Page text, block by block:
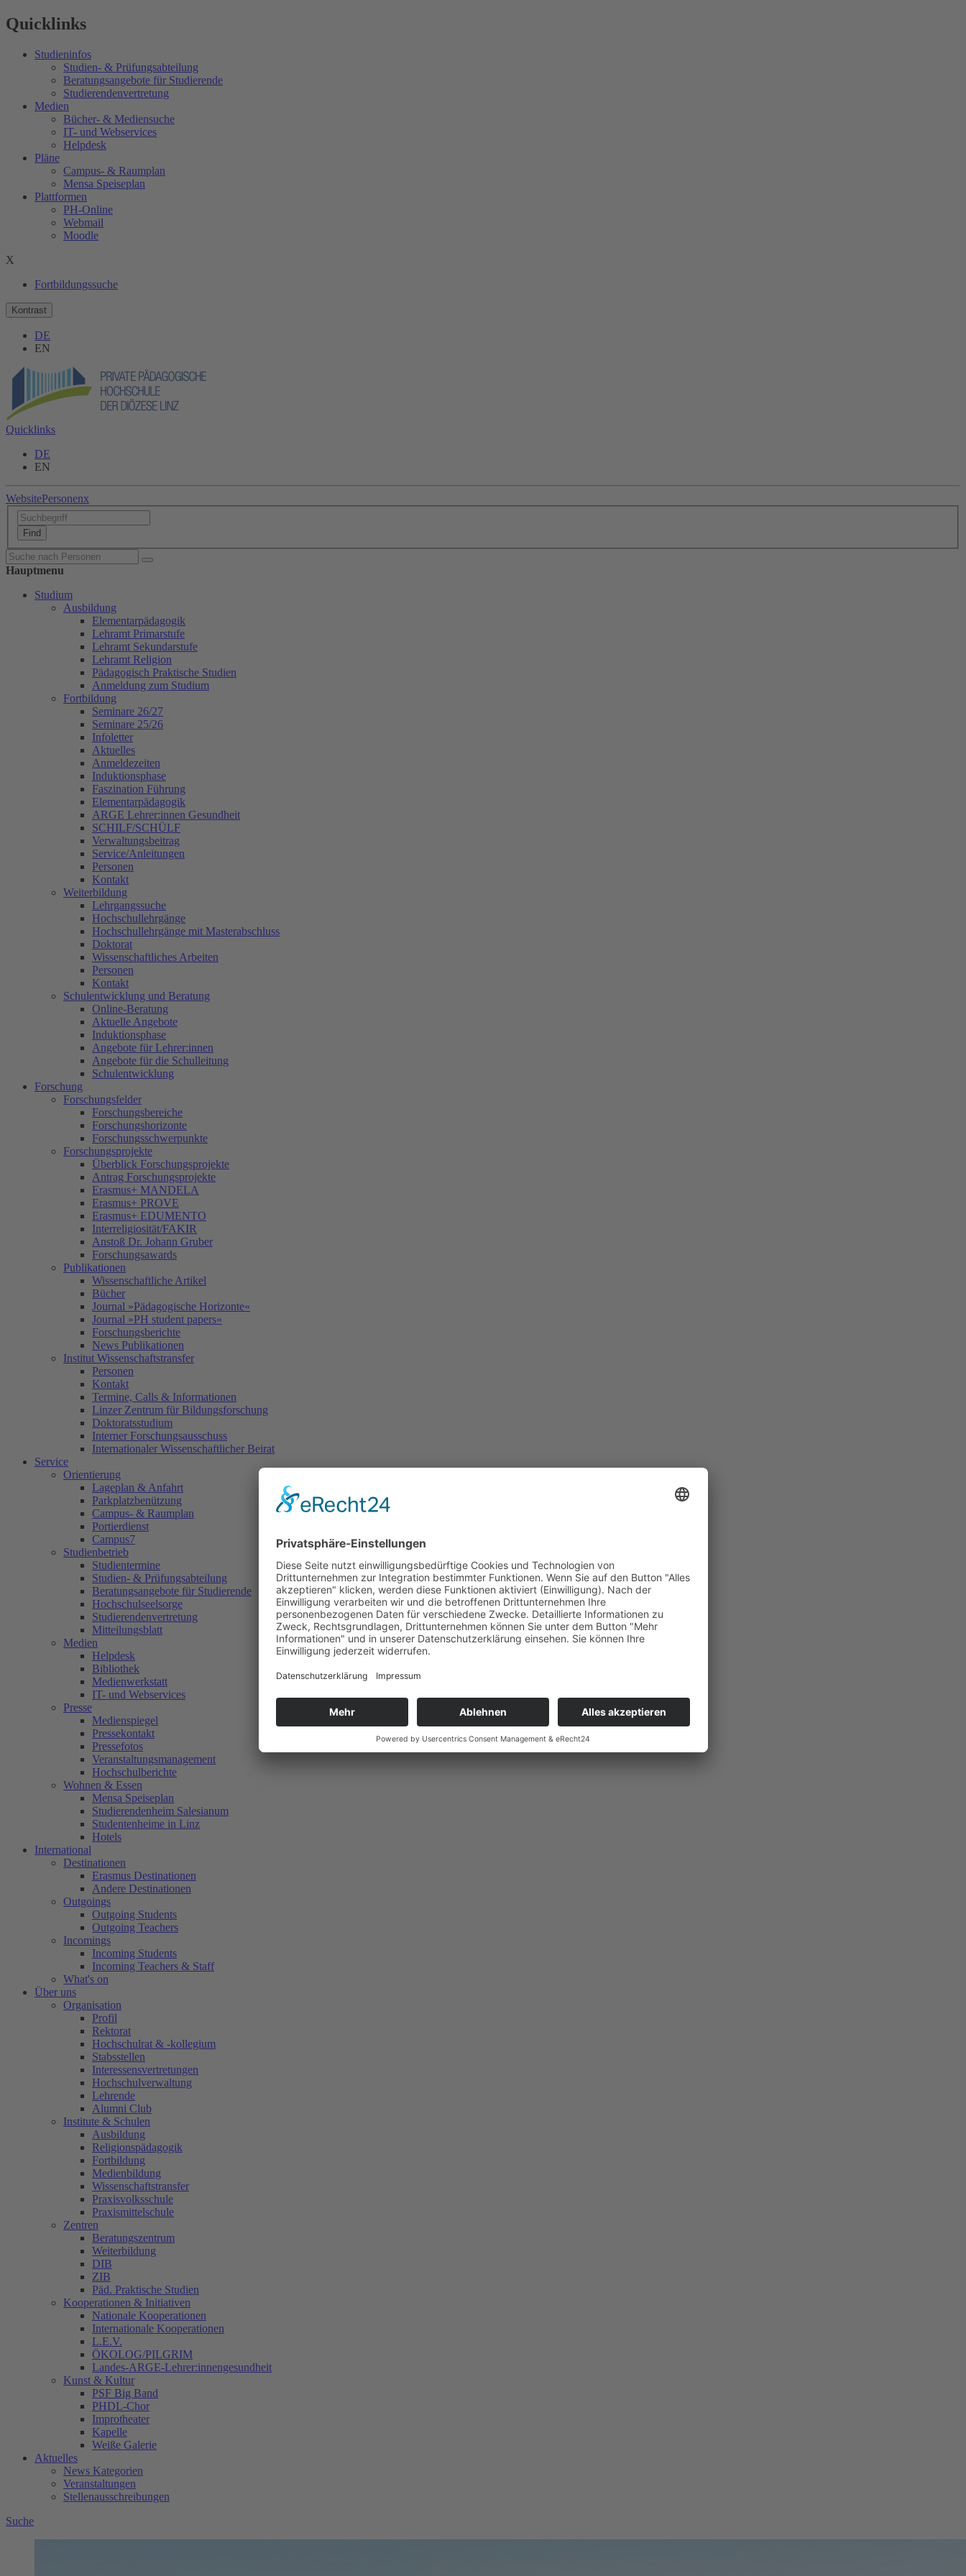
Quicklinks
Studieninfos
Studien- & Prüfungsabteilung
Beratungsangebote für Studierende
Studierendenvertretung
Medien
Bücher- & Mediensuche
IT- und Webservices
Helpdesk
Pläne
Campus- & Raumplan
Mensa Speiseplan
Plattformen
PH-Online
Webmail
Moodle
X
Fortbildungssuche
Kontrast
DE
EN
Quicklinks
DE
EN
WebsitePersonenx
Hauptmenu
Studium
Ausbildung
Elementarpädagogik
Lehramt Primarstufe
Lehramt Sekundarstufe
Lehramt Religion
Pädagogisch Praktische Studien
Anmeldung zum Studium
Fortbildung
Seminare 26/27
Seminare 25/26
Infoletter
Aktuelles
Anmeldezeiten
Induktionsphase
Faszination Führung
Elementarpädagogik
ARGE Lehrer:innen Gesundheit
SCHILF/SCHÜLF
Verwaltungsbeitrag
Service/Anleitungen
Personen
Kontakt
Weiterbildung
Lehrgangssuche
Hochschullehrgänge
Hochschullehrgänge mit Masterabschluss
Doktorat
Wissenschaftliches Arbeiten
Personen
Kontakt
Schulentwicklung und Beratung
Online-Beratung
Aktuelle Angebote
Induktionsphase
Angebote für Lehrer:innen
Angebote für die Schulleitung
Schulentwicklung
Forschung
Forschungsfelder
Forschungsbereiche
Forschungshorizonte
Forschungsschwerpunkte
Forschungsprojekte
Überblick Forschungsprojekte
Antrag Forschungsprojekte
Erasmus+ MANDELA
Erasmus+ PROVE
Erasmus+ EDUMENTO
Interreligiosität/FAKIR
Anstoß Dr. Johann Gruber
Forschungsawards
Publikationen
Wissenschaftliche Artikel
Bücher
Journal »Pädagogische Horizonte«
Journal »PH student papers«
Forschungsberichte
News Publikationen
Institut Wissenschaftstransfer
Personen
Kontakt
Termine, Calls & Informationen
Linzer Zentrum für Bildungsforschung
Doktoratsstudium
Interner Forschungsausschuss
Internationaler Wissenschaftlicher Beirat
Service
Orientierung
Lageplan & Anfahrt
Parkplatzbenützung
Campus- & Raumplan
Portierdienst
Campus7
Studienbetrieb
Studientermine
Studien- & Prüfungsabteilung
Beratungsangebote für Studierende
Hochschulseelsorge
Studierendenvertretung
Mitteilungsblatt
Medien
Helpdesk
Bibliothek
Medienwerkstatt
IT- und Webservices
Presse
Medienspiegel
Pressekontakt
Pressefotos
Veranstaltungsmanagement
Hochschulberichte
Wohnen & Essen
Mensa Speiseplan
Studierendenheim Salesianum
Studentenheime in Linz
Hotels
International
Destinationen
Erasmus Destinationen
Andere Destinationen
Outgoings
Outgoing Students
Outgoing Teachers
Incomings
Incoming Students
Incoming Teachers & Staff
What's on
Über uns
Organisation
Profil
Rektorat
Hochschulrat & -kollegium
Stabsstellen
Interessensvertretungen
Hochschulverwaltung
Lehrende
Alumni Club
Institute & Schulen
Ausbildung
Religionspädagogik
Fortbildung
Medienbildung
Wissenschaftstransfer
Praxisvolksschule
Praxismittelschule
Zentren
Beratungszentrum
Weiterbildung
DIB
ZIB
Päd. Praktische Studien
Kooperationen & Initiativen
Nationale Kooperationen
Internationale Kooperationen
L.E.V.
ÖKOLOG/PILGRIM
Landes-ARGE-Lehrer:innengesundheit
Kunst & Kultur
PSF Big Band
PHDL-Chor
Improtheater
Kapelle
Weiße Galerie
Aktuelles
News Kategorien
Veranstaltungen
Stellenausschreibungen
Suche